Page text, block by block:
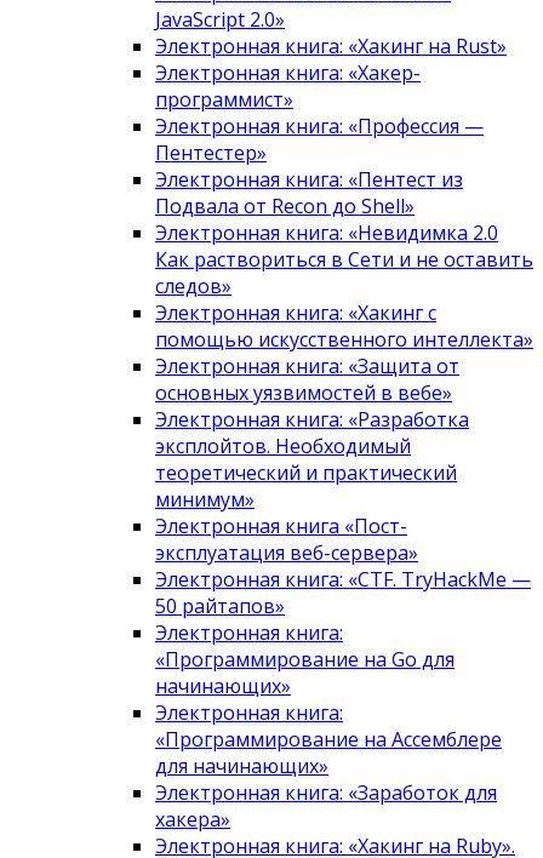
JavaScript 2.0»
Электронная книга: «Хакинг на Rust»
Электронная книга: «Хакер-
программист»
Электронная книга: «Профессия —
Пентестер»
Электронная книга: «Пентест из
Подвала от Recon до Shell»
Электронная книга: «Невидимка 2.0
Как раствориться в Сети и не оставить
следов»
Электронная книга: «Хакинг с
помощью искусственного интеллекта»
Электронная книга: «Защита от
основных уязвимостей в вебе»
Электронная книга: «Разработка
эксплойтов. Необходимый
теоретический и практический
минимум»
Электронная книга «Пост-
эксплуатация веб-сервера»
Электронная книга: «CTF. TryHackMe —
50 райтапов»
Электронная книга:
«Программирование на Go для
начинающих»
Электронная книга:
«Программирование на Ассемблере
для начинающих»
Электронная книга: «Заработок для
хакера»
Электронная книга: «Хакинг на Ruby».